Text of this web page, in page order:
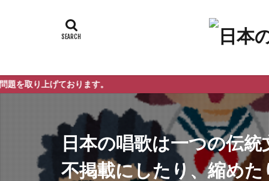
おります。
日本の唱歌は一つの伝
不掲載にしたり、縮め